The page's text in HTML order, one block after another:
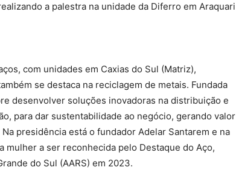
a palestra na unidade da Diferro em Araquari
com unidades em Caxias do Sul (Matriz),
se destaca na reciclagem de metais. Fundada
desenvolver soluções inovadoras na distribuição e
para dar sustentabilidade ao negócio, gerando valor
presidência está o fundador Adelar Santarem e na
mulher a ser reconhecida pelo Destaque do Aço,
do Sul (AARS) em 2023.